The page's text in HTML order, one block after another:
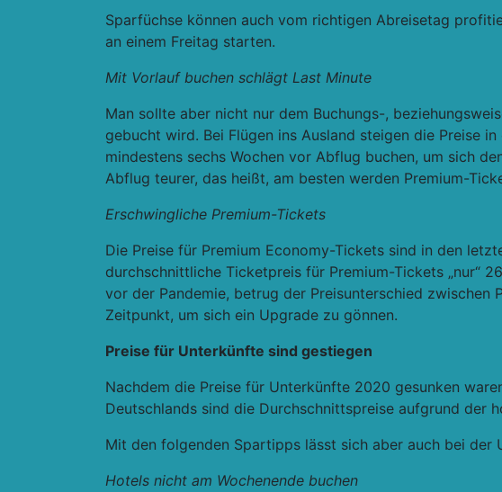
Sparfüchse können auch vom richtigen Abreisetag
an einem Freitag starten.
Mit Vorlauf buchen schlägt Last Minute
Man sollte aber nicht nur dem Buchungs-,
gebucht wird. Bei Flügen ins Ausland steigen die Preise
mindestens sechs Wochen vor Abflug buchen, um sich
Abflug teurer, das heißt, am besten werden Premium-
Erschwingliche Premium-Tickets
Die Preise für Premium Economy-Tickets sind in den
durchschnittliche Ticketpreis für Premium-Tickets „nur“
vor der Pandemie, betrug der Preisunterschied
Zeitpunkt, um sich ein Upgrade zu gönnen.
Preise für Unterkünfte sind gestiegen
Nachdem die Preise für Unterkünfte 2020 gesunken
Deutschlands sind die Durchschnittspreise aufgrund der
Mit den folgenden Spartipps lässt sich aber auch bei der
Hotels nicht am Wochenende buchen